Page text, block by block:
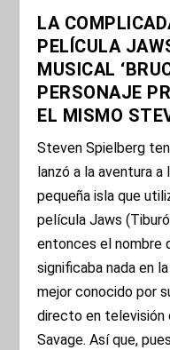
LA
PELÍCULA
MUSICAL
PERSONAJE
EL MISMO
Steven Spielberg
lanzó a la aventura a
pequeña isla que
película Jaws
entonces el nombre
significaba nada en
mejor conocido por
directo en televisión
Savage. Así que,